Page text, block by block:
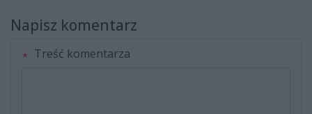
Napisz komentarz
Treść komentarza